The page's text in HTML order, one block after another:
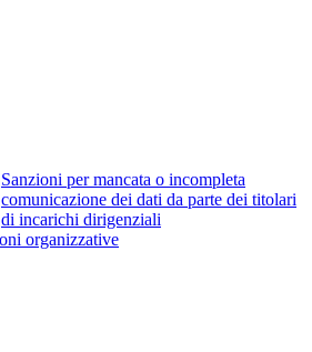
Sanzioni per mancata o incompleta
comunicazione dei dati da parte dei titolari
di incarichi dirigenziali
organizzative